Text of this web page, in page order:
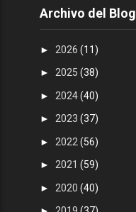
Archivo del Blog
► 2026(11)
►2025(38)
► 2024(40)
►2023(37)
► 2022(56)
►2021(59)
► 2020(40)